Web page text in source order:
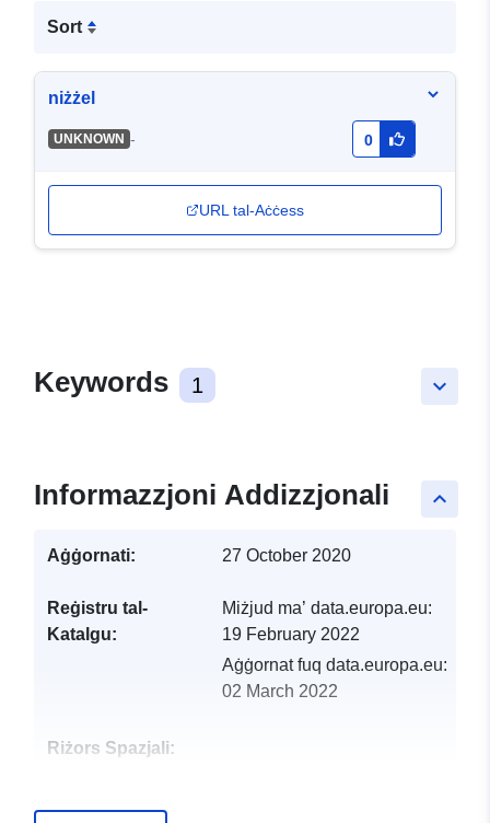
Sort
niżżel
UNKNOWN - 0
URL tal-Aċċess
keyboard_arrow_down
Keywords 1
keyboard_arrow_up
Informazzjoni Addizzjonali
Aġġornati: 27 October 2020
Reġistru tal-
Katalgu:
Miżjud ma’ data.europa.eu:
19 February 2022
Aġġornat fuq data.europa.eu:
02 March 2022
Riżors Spazjali: